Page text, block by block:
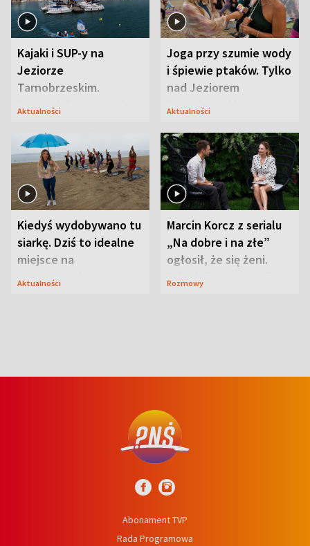
Kajaki i SUP-y na
Jeziorze
Tarnobrzeskim.
Przyrodnicy zwracają
Aktualności
Joga przy szumie wody
i śpiewie ptaków. Tylko
nad Jeziorem
Tarnobrzeskim
Aktualności
Kiedyś wydobywano tu
siarkę. Dziś to idealne
miejsce na
wypoczynek
Aktualności
Marcin Korcz z serialu
„Na dobre i na złe”
ogłosił, że się żeni.
Zdradził, co zmienił
Rozmowy
Abonament TVP
Rada Programowa